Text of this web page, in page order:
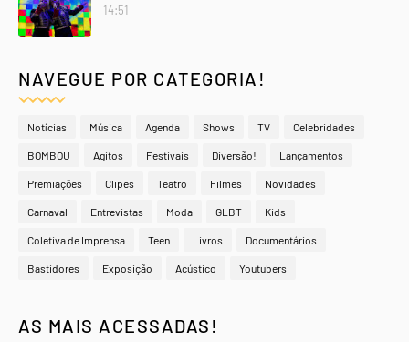
14:51
NAVEGUE POR CATEGORIA!
Notícias Música Agenda Shows TV Celebridades
BOMBOU Agitos Festivais Diversão! Lançamentos
Premiações Clipes Teatro Filmes Novidades
Carnaval Entrevistas Moda GLBT Kids
Coletiva de Imprensa Teen Livros Documentários
Bastidores Exposição Acústico Youtubers
AS MAIS ACESSADAS!